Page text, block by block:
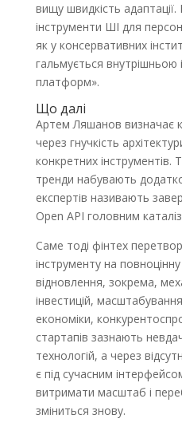
вищу швидкість
інструменти ШІ для
як у консервативних
гальмується внутрішньою
платформ».
Що далі
Артем Ляшанов визначає
через гнучкість
конкретних інструментів.
тренди набувають
експертів називають
Open API головним
Саме тоді фінтех
інструменту на
відновлення, зокрема,
інвестицій,
економіки,
стартапів зазнають
технологій, а через
є під сучасним
витримати масштаб і
зміниться знову.